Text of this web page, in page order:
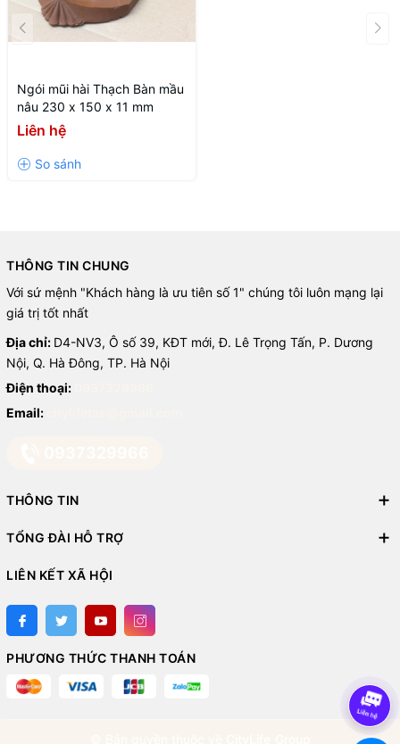
Ngói mũi hài Thạch Bàn mầu
nâu 230 x 150 x 11 mm
Liên hệ
THÔNG TIN CHUNG
Với sứ mệnh "Khách hàng là ưu tiên số 1" chúng tôi luôn mạng lại
giá trị tốt nhất
Địa chỉ: D4-NV3, Ô số 39, KĐT mới, Đ. Lê Trọng Tấn, P. Dương
Nội, Q. Hà Đông, TP. Hà Nội
Điện thoại:
Email:
THÔNG TIN
TỔNG ĐÀI HỖ TRỢ
LIÊN KẾT XÃ HỘI
PHƯƠNG THỨC THANH TOÁN